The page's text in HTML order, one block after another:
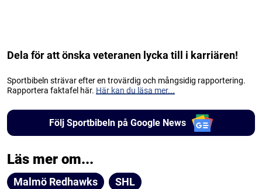
Dela för att önska veteranen lycka till i karriären!
Sportbibeln strävar efter en trovärdig och mångsidig rapportering.
Rapportera faktafel här. Här kan du läsa mer...
Följ Sportbibeln på Google News
Läs mer om...
Malmö Redhawks SHL